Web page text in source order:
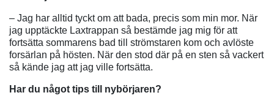
– Jag har alltid tyckt om att bada, precis som min mor. När
jag upptäckte Laxtrappan så bestämde jag mig för att
fortsätta sommarens bad till strömstaren kom och avlöste
forsärlan på hösten. När den stod där på en sten så vackert
så kände jag att jag ville fortsätta.
Har du något tips till nybörjaren?